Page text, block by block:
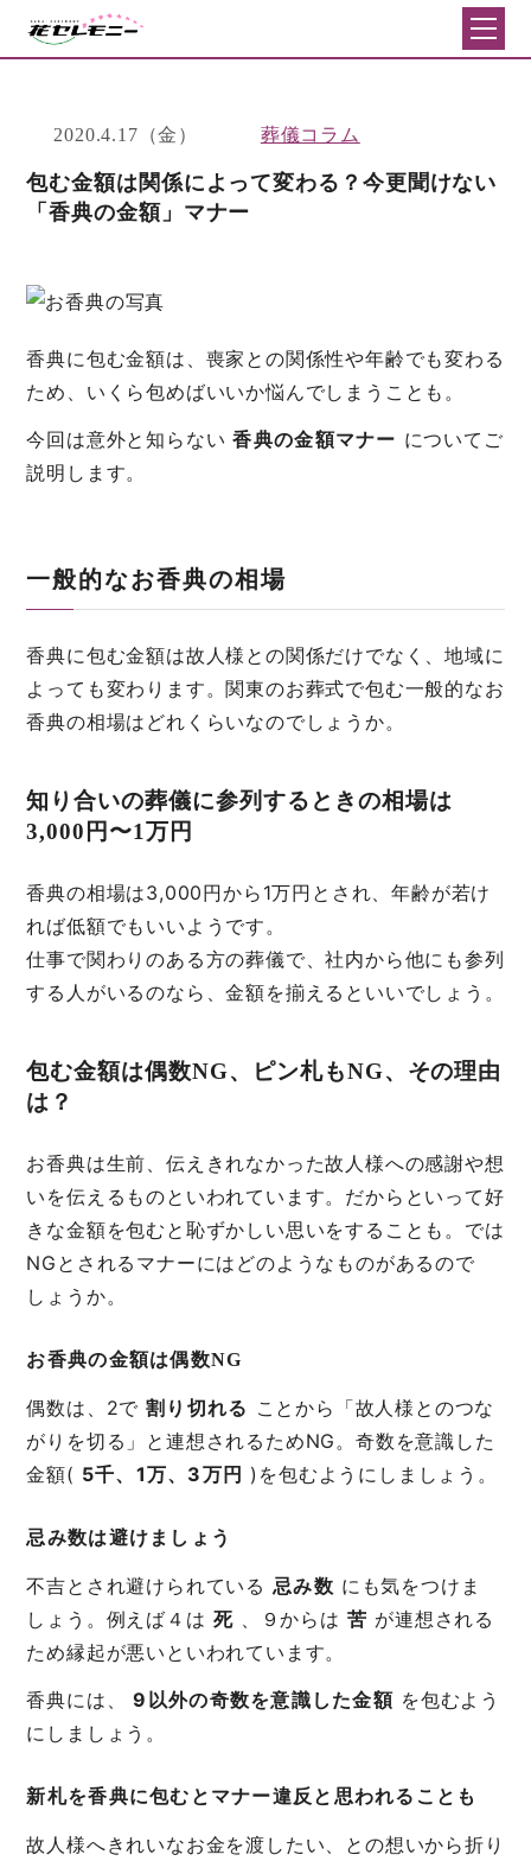
2020.4.17（金） 葬儀コラム
包む金額は関係によって変わる？今更聞けない
「香典の金額」マナー
香典に包む金額は、喪家との関係性や年齢でも変わる
ため、いくら包めばいいか悩んでしまうことも。
今回は意外と知らない 香典の金額マナー についてご
説明します。
一般的なお香典の相場
香典に包む金額は故人様との関係だけでなく、地域に
よっても変わります。関東のお葬式で包む一般的なお
香典の相場はどれくらいなのでしょうか。
知り合いの葬儀に参列するときの相場は
3,000円〜1万円
香典の相場は3,000円から1万円とされ、年齢が若け
れば低額でもいいようです。
仕事で関わりのある方の葬儀で、社内から他にも参列
する人がいるのなら、金額を揃えるといいでしょう。
包む金額は偶数NG、ピン札もNG、その理由
は？
お香典は生前、伝えきれなかった故人様への感謝や想
いを伝えるものといわれています。だからといって好
きな金額を包むと恥ずかしい思いをすることも。では
NGとされるマナーにはどのようなものがあるので
しょうか。
お香典の金額は偶数NG
偶数は、2で 割り切れる ことから「故人様とのつな
がりを切る」と連想されるためNG。奇数を意識した
金額( 5千、1万、3万円 )を包むようにしましょう。
忌み数は避けましょう
不吉とされ避けられている 忌み数 にも気をつけま
しょう。例えば４は 死 、９からは 苦 が連想される
ため縁起が悪いといわれています。
香典には、
9以外の奇数を意識した金額 を包むよう
にしましょう。
新札を香典に包むとマナー違反と思われることも
故人様へきれいなお金を渡したい、との想いから折り